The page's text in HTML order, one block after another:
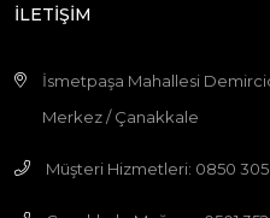
İLETİŞİM
İsmetpaşa Mahallesi
Merkez / Çanakkale
Müşteri Hizmetleri: 0850 305